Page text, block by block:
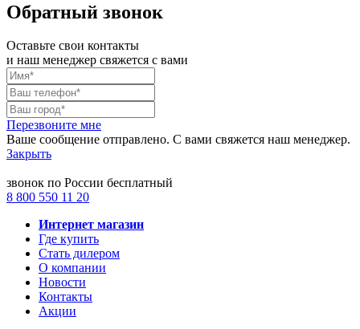
Обратный звонок
Оставьте свои контакты
и наш менеджер свяжется с вами
Перезвоните мне
Ваше сообщение отправлено. С вами свяжется наш менеджер.
Закрыть
звонок по России бесплатный
8 800 550 11 20
Интернет магазин
Где купить
Стать дилером
О компании
Новости
Контакты
Акции